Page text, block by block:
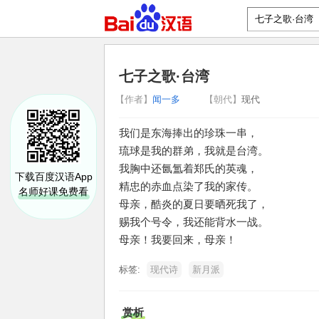
下载百度汉语App
名师好课免费看
七子之歌·台湾
【作者】 闻一多 【朝代】 现代
我们是东海捧出的珍珠一串，
琉球是我的群弟，我就是台湾。
我胸中还氤氲着郑氏的英魂，
精忠的赤血点染了我的家传。
母亲，酷炎的夏日要晒死我了，
赐我个号令，我还能背水一战。
母亲！我要回来，母亲！
标签: 现代诗 新月派
赏析